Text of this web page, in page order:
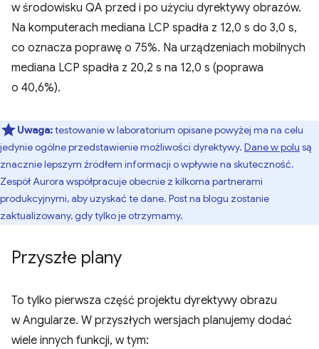
w środowisku QA przed i po użyciu dyrektywy obrazów.
Na komputerach mediana LCP spadła z 12,0 s do 3,0 s,
co oznacza poprawę o 75%. Na urządzeniach mobilnych
mediana LCP spadła z 20,2 s na 12,0 s (poprawa
o 40,6%).
Uwaga:testowanie w laboratorium opisane powyżej ma na celu
jedynie ogólne przedstawienie możliwości dyrektywy. Dane w polu są
znacznie lepszym źródłem informacji o wpływie na skuteczność.
Zespół Aurora współpracuje obecnie z kilkoma partnerami
produkcyjnymi, aby uzyskać te dane. Post na blogu zostanie
zaktualizowany, gdy tylko je otrzymamy.
Przyszłe plany
To tylko pierwsza część projektu dyrektywy obrazu
w Angularze. W przyszłych wersjach planujemy dodać
wiele innych funkcji, w tym: